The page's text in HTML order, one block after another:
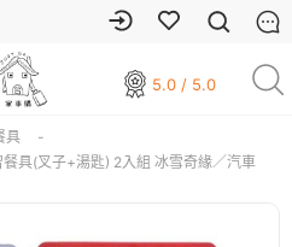
5.0 / 5.0
具
-
具(叉子+湯匙) 2入組 冰雪奇緣／汽車